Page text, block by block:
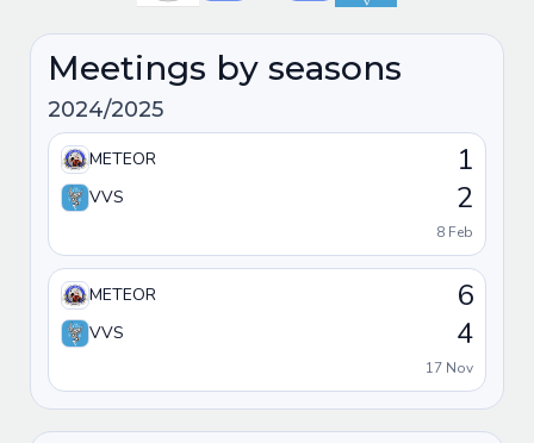
Meetings by seasons
2024/2025
METEOR 1
VVS 2
8 Feb
METEOR 6
VVS 4
17 Nov